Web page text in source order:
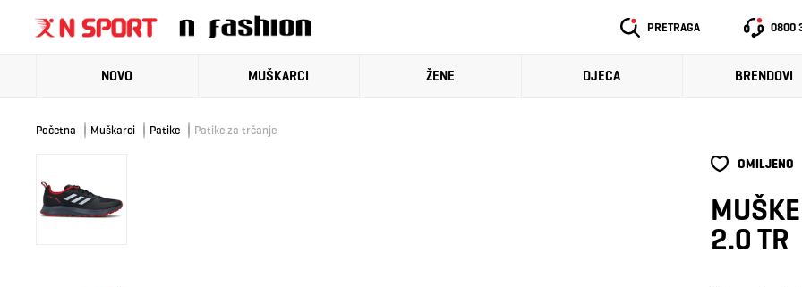
PRETRAGA 0800
NOVO MUŠKARCI ŽENE DJECA BRENDOVI
Početna Muškarci Patike Patike za trčanje
OMILJENO
2.0 TR